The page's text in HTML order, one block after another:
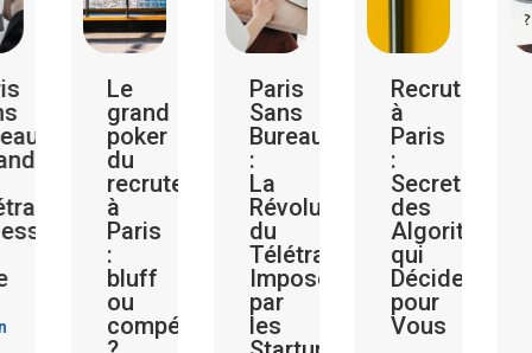
Le
grand
poker
du
recrutement
à
Paris
:
bluff
ou
compétence
Paris
Sans
Bureau
:
La
Révolution
du
Télétravail
Imposé
par
les
Recrutement
à
Paris
:
Secrets
des
Algorithmes
qui
Décident
pour
Vous